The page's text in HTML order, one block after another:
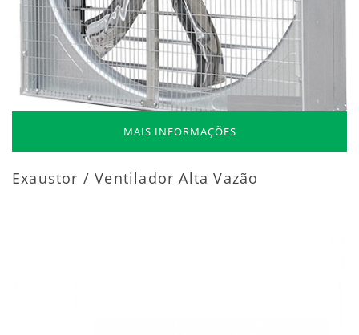
MAIS INFORMAÇÕES
Exaustor / Ventilador Alta Vazão